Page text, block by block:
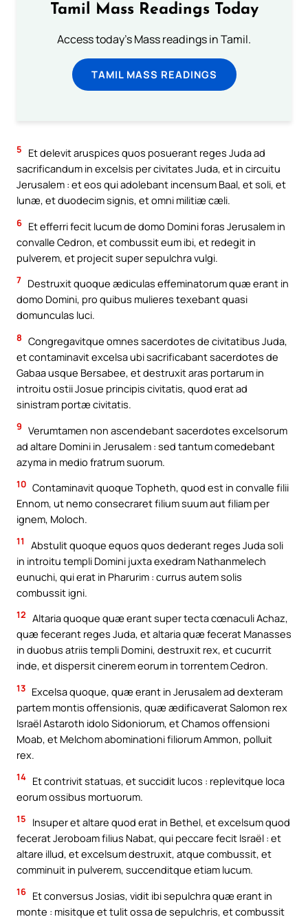
Tamil Mass Readings Today
Access today's Mass readings in Tamil.
TAMIL MASS READINGS
5
Et delevit aruspices quos posuerant reges Juda ad
sacrificandum in excelsis per civitates Juda, et in circuitu
Jerusalem : et eos qui adolebant incensum Baal, et soli, et
lunæ, et duodecim signis, et omni militiæ cæli.
6 Et efferri fecit lucum de domo Domini foras Jerusalem in
convalle Cedron, et combussit eum ibi, et redegit in
pulverem, et projecit super sepulchra vulgi.
7 Destruxit quoque ædiculas effeminatorum quæ erant in
domo Domini, pro quibus mulieres texebant quasi
domunculas luci.
8 Congregavitque omnes sacerdotes de civitatibus Juda,
et contaminavit excelsa ubi sacrificabant sacerdotes de
Gabaa usque Bersabee, et destruxit aras portarum in
introitu ostii Josue principis civitatis, quod erat ad
sinistram portæ civitatis.
9 Verumtamen non ascendebant sacerdotes excelsorum
ad altare Domini in Jerusalem : sed tantum comedebant
azyma in medio fratrum suorum.
10 Contaminavit quoque Topheth, quod est in convalle filii
Ennom, ut nemo consecraret filium suum aut filiam per
ignem, Moloch.
11
Abstulit quoque equos quos dederant reges Juda soli
in introitu templi Domini juxta exedram Nathanmelech
eunuchi, qui erat in Pharurim : currus autem solis
combussit igni.
12 Altaria quoque quæ erant super tecta cœnaculi Achaz,
quæ fecerant reges Juda, et altaria quæ fecerat Manasses
in duobus atriis templi Domini, destruxit rex, et cucurrit
inde, et dispersit cinerem eorum in torrentem Cedron.
13 Excelsa quoque, quæ erant in Jerusalem ad dexteram
partem montis offensionis, quæ ædificaverat Salomon rex
Israël Astaroth idolo Sidoniorum, et Chamos offensioni
Moab, et Melchom abominationi filiorum Ammon, polluit
rex.
14 Et contrivit statuas, et succidit lucos : replevitque loca
eorum ossibus mortuorum.
15
Insuper et altare quod erat in Bethel, et excelsum quod
fecerat Jeroboam filius Nabat, qui peccare fecit Israël : et
altare illud, et excelsum destruxit, atque combussit, et
comminuit in pulverem, succenditque etiam lucum.
16 Et conversus Josias, vidit ibi sepulchra quæ erant in
monte : misitque et tulit ossa de sepulchris, et combussit